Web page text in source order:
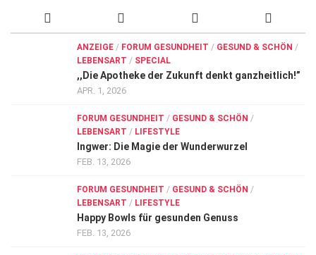
Kampf gegen Krebs
ANZEIGE / FORUM GESUNDHEIT / GESUND & SCHÖN /
LEBENSART / SPECIAL
,,Die Apotheke der Zukunft denkt ganzheitlich!”
APR. 1, 2026
FORUM GESUNDHEIT / GESUND & SCHÖN /
LEBENSART / LIFESTYLE
Ingwer: Die Magie der Wunderwurzel
FEB. 13, 2026
FORUM GESUNDHEIT / GESUND & SCHÖN /
LEBENSART / LIFESTYLE
Happy Bowls für gesunden Genuss
FEB. 13, 2026